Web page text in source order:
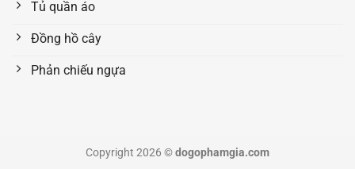
Tủ quần áo
Đồng hồ cây
Phản chiếu ngựa
Copyright 2026 ©dogophamgia.com